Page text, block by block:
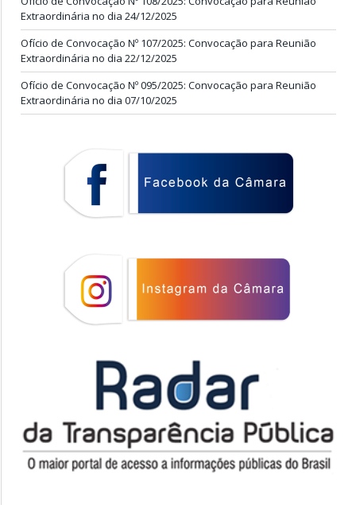
Extraordinária no dia 24/12/2025
Ofício de Convocação Nº 107/2025: Convocação para Reunião
Extraordinária no dia 22/12/2025
Ofício de Convocação Nº 095/2025: Convocação para Reunião
Extraordinária no dia 07/10/2025